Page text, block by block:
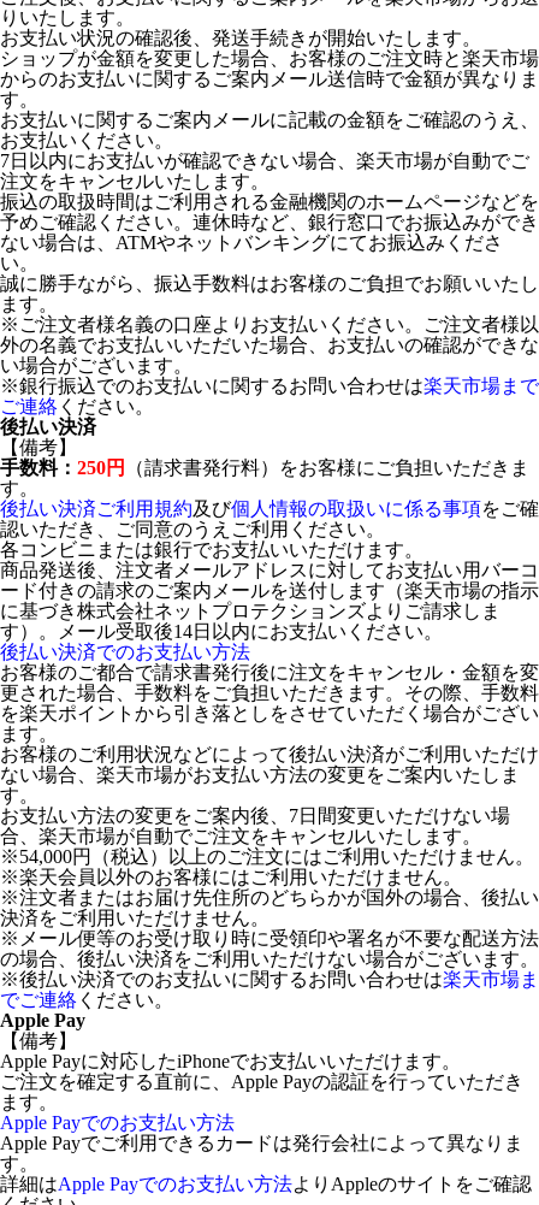
りいたします。
お支払い状況の確認後、発送手続きが開始いたします。
ショップが金額を変更した場合、お客様のご注文時と楽天市場
からのお支払いに関するご案内メール送信時で金額が異なりま
す。
お支払いに関するご案内メールに記載の金額をご確認のうえ、
お支払いください。
7日以内にお支払いが確認できない場合、楽天市場が自動でご
注文をキャンセルいたします。
振込の取扱時間はご利用される金融機関のホームページなどを
予めご確認ください。連休時など、銀行窓口でお振込みができ
ない場合は、ATMやネットバンキングにてお振込みくださ
い。
誠に勝手ながら、振込手数料はお客様のご負担でお願いいたし
ます。
※ご注文者様名義の口座よりお支払いください。ご注文者様以
外の名義でお支払いいただいた場合、お支払いの確認ができな
い場合がございます。
※銀行振込でのお支払いに関するお問い合わせは楽天市場まで
ご連絡 ください。
後払い決済
【備考】
手数料： 250円
（請求書発行料）をお客様にご負担いただきま
す。
後払い決済ご利用規約及び個人情報の取扱いに係る事項をご確
認いただき、ご同意のうえご利用ください。
各コンビニまたは銀行でお支払いいただけます。
商品発送後、注文者メールアドレスに対してお支払い用バーコ
ード付きの請求のご案内メールを送付します（楽天市場の指示
に基づき株式会社ネットプロテクションズよりご請求しま
す）。メール受取後14日以内にお支払いください。
後払い決済でのお支払い方法
お客様のご都合で請求書発行後に注文をキャンセル・金額を変
更された場合、手数料をご負担いただきます。その際、手数料
を楽天ポイントから引き落としをさせていただく場合がござい
ます。
お客様のご利用状況などによって後払い決済がご利用いただけ
ない場合、楽天市場がお支払い方法の変更をご案内いたしま
す。
お支払い方法の変更をご案内後、7日間変更いただけない場
合、楽天市場が自動でご注文をキャンセルいたします。
※54,000円（税込）以上のご注文にはご利用いただけません。
※楽天会員以外のお客様にはご利用いただけません。
※注文者またはお届け先住所のどちらかが国外の場合、後払い
決済をご利用いただけません。
※メール便等のお受け取り時に受領印や署名が不要な配送方法
の場合、後払い決済をご利用いただけない場合がございます。
※後払い決済でのお支払いに関するお問い合わせは楽天市場ま
でご連絡 ください。
Apple Pay
【備考】
Apple Payに対応したiPhoneでお支払いいただけます。
ご注文を確定する直前に、Apple Payの認証を行っていただき
ます。
Apple Payでのお支払い方法
Apple Payでご利用できるカードは発行会社によって異なりま
す。
詳細はApple Payでのお支払い方法よりAppleのサイトをご確認